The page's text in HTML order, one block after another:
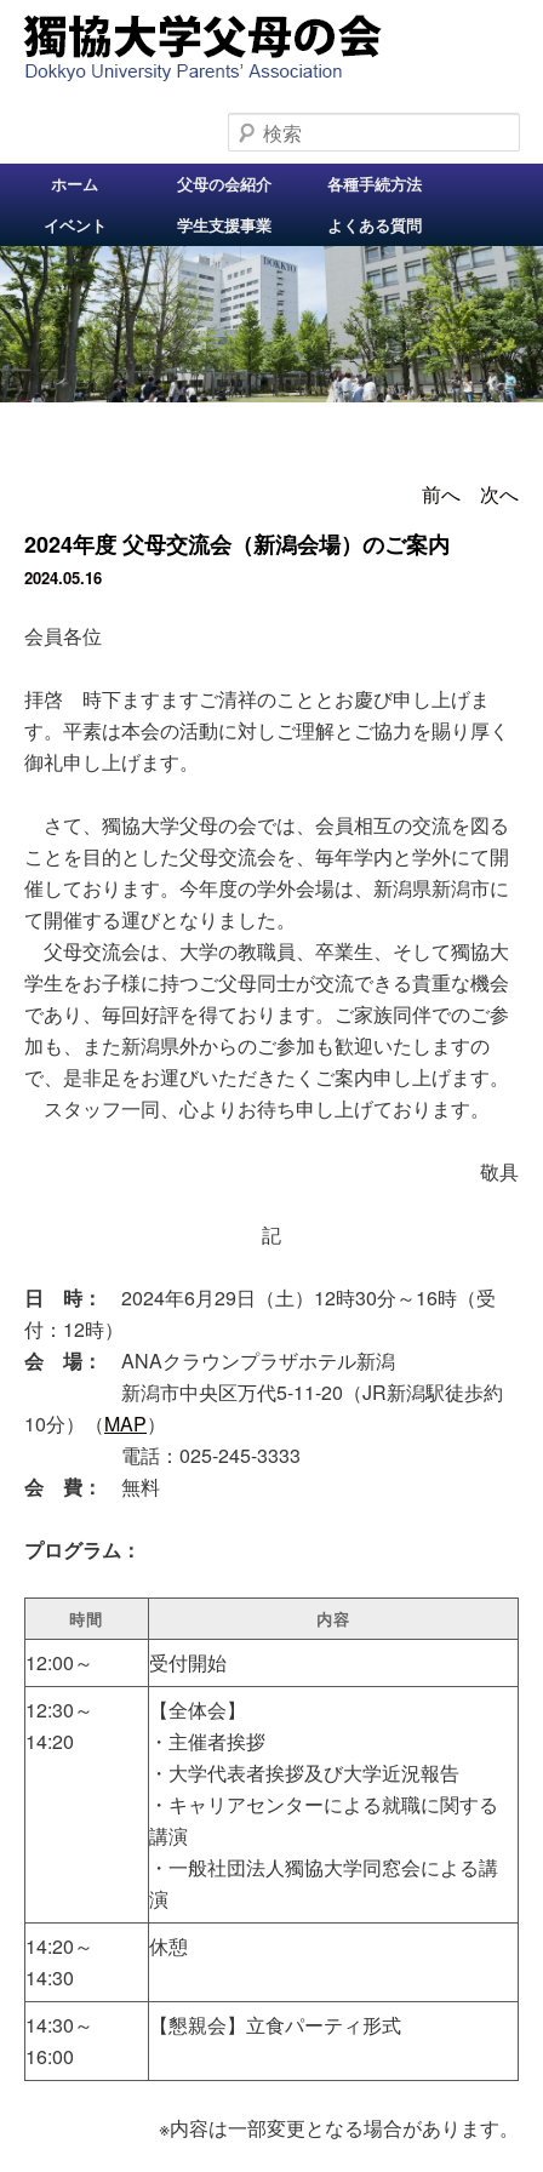
検索
メインメニュー
メインコンテンツへ
移動
ホーム 父母の会紹介
各種手続方法
イベント
学生支援事業 よくある質問
投稿ナビゲー
前へ 次へ
2024年度 父母交流会（新潟会場）のご案内
2024.05.16
会員各位
拝啓 時下ますますご清祥のこととお慶び申し上げま
す。平素は本会の活動に対しご理解とご協力を賜り厚く
御礼申し上げます。
さて、獨協大学父母の会では、会員相互の交流を図る
ことを目的とした父母交流会を、毎年学内と学外にて開
催しております。今年度の学外会場は、新潟県新潟市に
て開催する運びとなりました。
父母交流会は、大学の教職員、卒業生、そして獨協大
学生をお子様に持つご父母同士が交流できる貴重な機会
であり、毎回好評を得ております。ご家族同伴でのご参
加も、また新潟県外からのご参加も歓迎いたしますの
で、是非足をお運びいただきたくご案内申し上げます。
スタッフ一同、心よりお待ち申し上げております。
敬具
記
日 時：
2024年6月29日（土）12時30分～16時（受
付：12時）
会 場：
ANAクラウンプラザホテル新潟
新潟市中央区万代5-11-20（JR新潟駅徒歩約
10分）（MAP）
電話：025-245-3333
会 費：
無料
プログラム：
時間 内容
12:00～
受付開始
12:30～
14:20
【全体会】
・主催者挨拶
・大学代表者挨拶及び大学近況報告
・キャリアセンターによる就職に関する
講演
・一般社団法人獨協大学同窓会による講
演
14:20～
14:30
休憩
14:30～
16:00
【懇親会】立食パーティ形式
※内容は一部変更となる場合があります。